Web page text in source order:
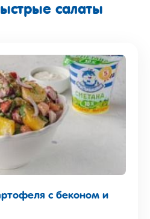
салаты
с беконом и